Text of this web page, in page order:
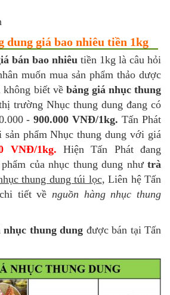
giá bao nhiêu tiền 1kg
bán bao nhiêu tiền 1kg là câu hỏi
muốn mua sản phẩm thảo dược
không biết về bảng giá nhục thung
trường Nhục thung dung đang có
-900.000 VNĐ/1kg.Tấn Phát
sản phẩm Nhục thung dung với giá
VNĐ/1kg. Hiện Tấn Phát đang
của nhục thung dung như trà
thung dung túi lọc, Liên hệ Tấn
tiết về nguồn hàng nhục thung
nhục thung dung được bán tại Tấn